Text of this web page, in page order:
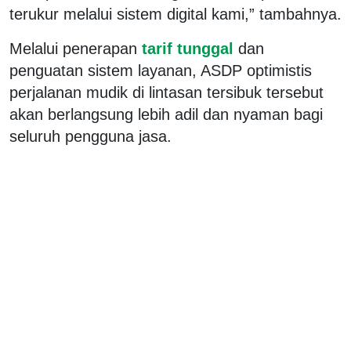
terukur melalui sistem digital kami,” tambahnya.
Melalui penerapan tarif tunggal dan
penguatan sistem layanan, ASDP optimistis
perjalanan mudik di lintasan tersibuk tersebut
akan berlangsung lebih adil dan nyaman bagi
seluruh pengguna jasa.